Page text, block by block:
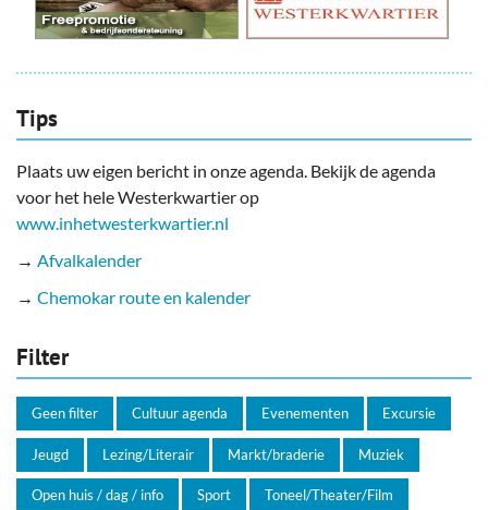
Tips
Plaats uw eigen bericht in onze agenda. Bekijk de agenda
voor het hele Westerkwartier op
www.inhetwesterkwartier.nl
→ Afvalkalender
→ Chemokar route en kalender
Filter
Geen filter Cultuur agenda Evenementen Excursie
Jeugd Lezing/Literair Markt/braderie Muziek
Open huis / dag / info Sport Toneel/Theater/Film